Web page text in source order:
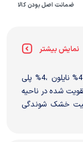
ضمانت اصل بودن کالا
نمایش بیشتر
جوراب کوهنوردی Keen : تولید شده از 47%پشم ،47% نایلون ،4% پلی
شده در ناحیه
خشک شوندگی